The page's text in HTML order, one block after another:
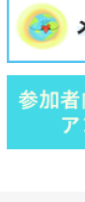
管理栄養士からのメ
子どもの肥満
小児科医からのメッ
管理栄養士からのメ